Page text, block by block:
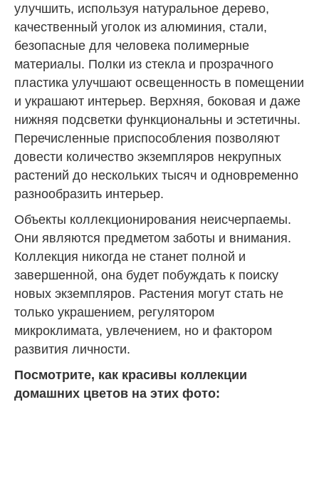
улучшить, используя натуральное дерево,
качественный уголок из алюминия, стали,
безопасные для человека полимерные
материалы. Полки из стекла и прозрачного
пластика улучшают освещенность в помещении
и украшают интерьер. Верхняя, боковая и даже
нижняя подсветки функциональны и эстетичны.
Перечисленные приспособления позволяют
довести количество экземпляров некрупных
растений до нескольких тысяч и одновременно
разнообразить интерьер.
Объекты коллекционирования неисчерпаемы.
Они являются предметом заботы и внимания.
Коллекция никогда не станет полной и
завершенной, она будет побуждать к поиску
новых экземпляров. Растения могут стать не
только украшением, регулятором
микроклимата, увлечением, но и фактором
развития личности.
Посмотрите, как красивы коллекции
домашних цветов на этих фото: